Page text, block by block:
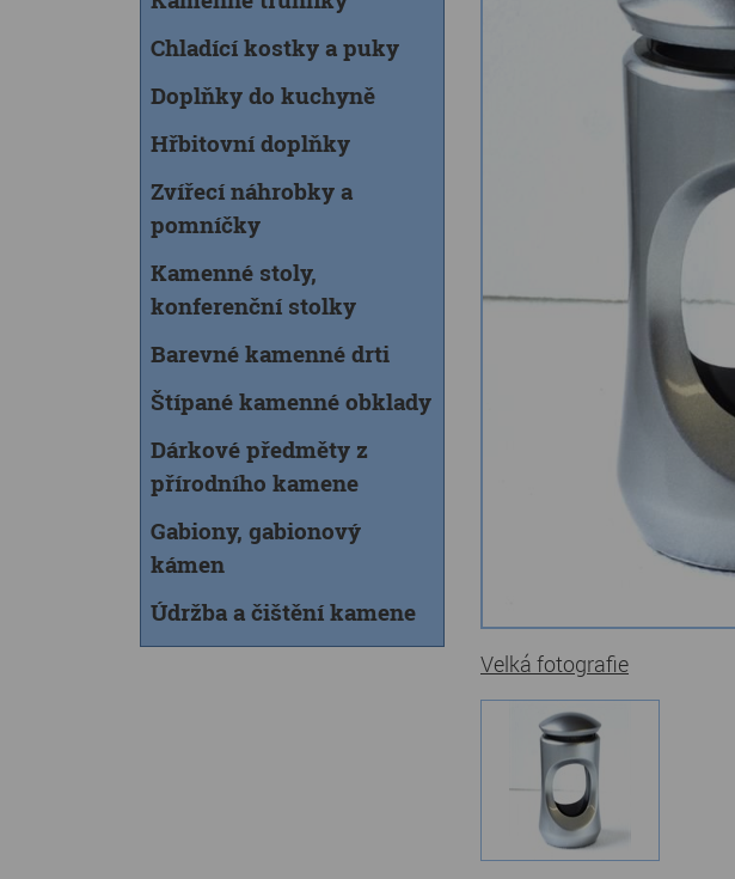
Chladící kostky a puky
Doplňky do kuchyně
Hřbitovní doplňky
Zvířecí náhrobky a
pomníčky
Kamenné stoly,
konferenční stolky
Barevné kamenné drti
Štípané kamenné obklady
Dárkové předměty z
přírodního kamene
Gabiony, gabionový
kámen
Údržba a čištění kamene
Velká fotografie